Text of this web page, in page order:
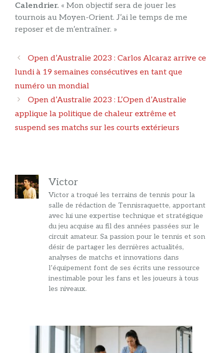
Calendrier. « Mon objectif sera de jouer les
tournois au Moyen-Orient. J’ai le temps de me
reposer et de m’entraîner. »
Navigation
des
articles
Open d’Australie 2023 : Carlos Alcaraz arrive ce
lundi à 19 semaines consécutives en tant que
numéro un mondial
Open d’Australie 2023 : L’Open d’Australie
applique la politique de chaleur extrême et
suspend ses matchs sur les courts extérieurs
Victor
Victor a troqué les terrains de tennis pour la
salle de rédaction de Tennisraquette, apportant
avec lui une expertise technique et stratégique
du jeu acquise au fil des années passées sur le
circuit amateur. Sa passion pour le tennis et son
désir de partager les dernières actualités,
analyses de matchs et innovations dans
l’équipement font de ses écrits une ressource
inestimable pour les fans et les joueurs à tous
les niveaux.